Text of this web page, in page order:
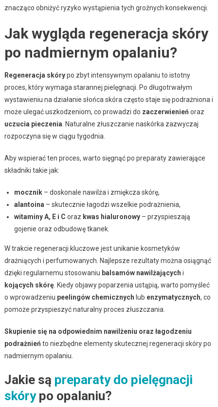
znacząco obniżyć ryzyko wystąpienia tych groźnych konsekwencji.
Jak wygląda regeneracja skóry
po nadmiernym opalaniu?
Regeneracja skórypo zbyt intensywnym opalaniu to istotny
proces, który wymaga starannej pielęgnacji. Po długotrwałym
wystawieniu na działanie słońca skóra często staje się podrażniona i
może ulegać uszkodzeniom, co prowadzi do zaczerwienień oraz
uczucia pieczenia . Naturalne złuszczanie naskórka zazwyczaj
rozpoczyna się w ciągu tygodnia.
Aby wspierać ten proces, warto sięgnąć po preparaty zawierające
składniki takie jak:
mocznik– doskonale nawilża i zmiękcza skórę,
alantoina – skutecznie łagodzi wszelkie podrażnienia,
witaminy A, E i C oraz kwas hialuronowy– przyspieszają
gojenie oraz odbudowę tkanek.
W trakcie regeneracji kluczowe jest unikanie kosmetyków
drażniących i perfumowanych. Najlepsze rezultaty można osiągnąć
dzięki regularnemu stosowaniu balsamów nawilżających i
kojących skórę. Kiedy objawy poparzenia ustąpią, warto pomyśleć
o wprowadzeniu peelingów chemicznych lub enzymatycznych, co
pomoże przyspieszyć naturalny proces złuszczania.
Skupienie się na odpowiednim nawilżeniu oraz łagodzeniu
podrażnień to niezbędne elementy skutecznej regeneracji skóry po
nadmiernym opalaniu.
Jakie są preparaty do pielęgnacji
skórypo opalaniu?